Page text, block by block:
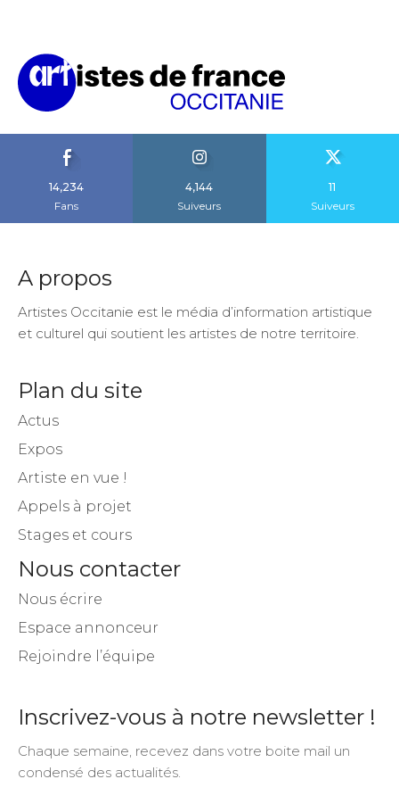
14,234
Fans
4,144
Suiveurs
11
Suiveurs
A propos
Artistes Occitanie est le média d’information artistique
et culturel qui soutient les artistes de notre territoire.
Plan du site
Actus
Expos
Artiste en vue !
Appels à projet
Stages et cours
Nous contacter
Nous écrire
Espace annonceur
Rejoindre l’équipe
Inscrivez-vous à notre newsletter !
Chaque semaine, recevez dans votre boite mail un
condensé des actualités.